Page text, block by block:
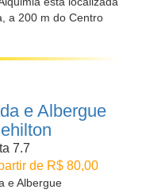
a 200 m do Centro
e Albergue
7.7
de R$ 80,00
e Albergue